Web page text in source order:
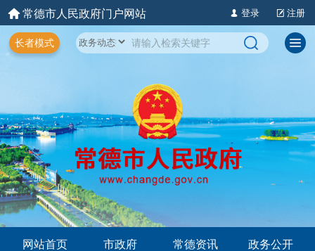
常德市人民政府门户网站 登录 注册
长者模式
网站首页 市政府 常德资讯
政务公开